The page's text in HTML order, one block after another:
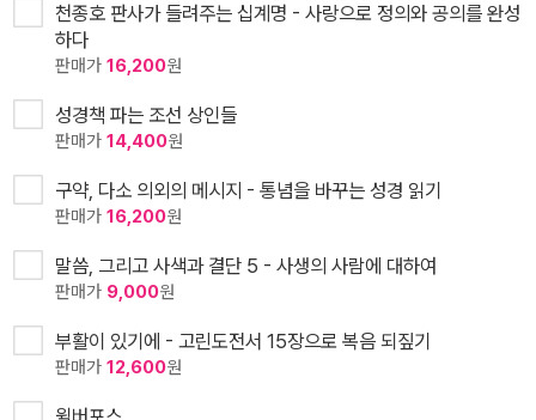
천종호 판사가 들려주는 십계명 - 사랑으로 정의와 공의를 완성
하다
판매가 16,200원
성경책 파는 조선 상인들
판매가 14,400원
구약, 다소 의외의 메시지 - 통념을 바꾸는 성경 읽기
판매가 16,200원
말씀, 그리고 사색과 결단 5 - 사생의 사람에 대하여
판매가 9,000원
부활이 있기에 - 고린도전서 15장으로 복음 되짚기
판매가 12,600원